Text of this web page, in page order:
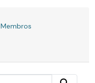
Membros